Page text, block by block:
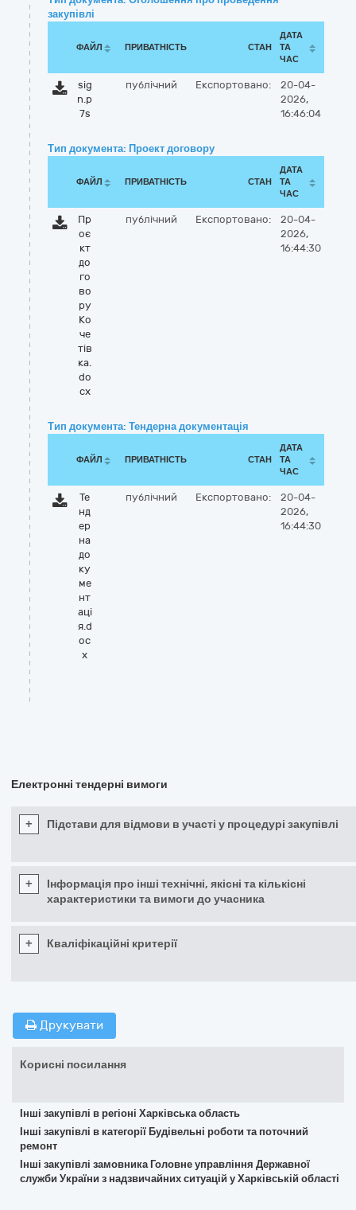
закупівлі
ФАЙЛ ПРИВАТНІСТЬ СТАН
ДАТА
ТА
ЧАС
sig
n.p
7s
публічний Експортовано:
20-04-
2026,
16:46:04
Тип документа: Проект договору
ФАЙЛ ПРИВАТНІСТЬ СТАН
ДАТА
ТА
ЧАС
Пр
оє
кт
до
го
во
ру
Ко
че
тів
ка.
do
cx
публічний Експортовано:
20-04-
2026,
16:44:30
Тип документа: Тендерна документація
ФАЙЛ ПРИВАТНІСТЬ СТАН
ДАТА
ТА
ЧАС
Те
нд
ер
на
до
ку
ме
нт
аці
я.d
oc
x
публічний Експортовано:
20-04-
2026,
16:44:30
Електронні тендерні вимоги
+ Підстави для відмови в участі у процедурі закупівлі
+
Інформація про інші технічні, якісні та кількісні
характеристики та вимоги до учасника
+ Кваліфікаційні критерії
Друкувати
Корисні посилання
Інші закупівлі в регіоні Харківська область
Інші закупівлі в категорії Будівельні роботи та поточний
ремонт
Інші закупівлі замовника Головне управління Державної
служби України з надзвичайних ситуацій у Харківській області